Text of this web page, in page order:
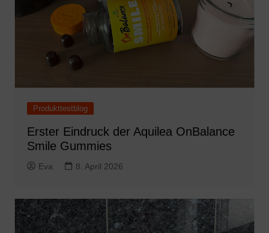
Produkttestblog
Erster Eindruck der Aquilea OnBalance
Smile Gummies
Eva 8. April 2026